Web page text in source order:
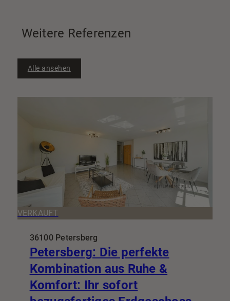
Weitere Referenzen
Alle ansehen
VERKAUFT
36100 Petersberg
Petersberg: Die perfekte
Kombination aus Ruhe &
Komfort: Ihr sofort